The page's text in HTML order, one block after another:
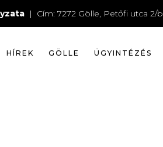
| Cím: 7272 Gölle, Petőfi utca 2/
HÍREK GÖLLE ÜGYINTÉZÉS